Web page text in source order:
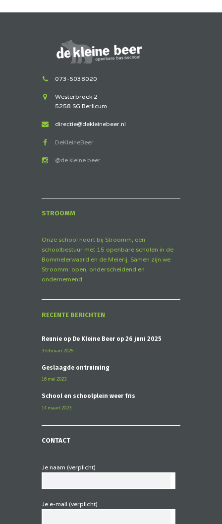
073-5038020
Westerbroek 2
5258 SG Berlicum
directie@dekleinebeer.nl
DeKleineBeer
@de.kleine.beer
STROOMM
Onze school hoort bij Stroomm, een
schoolbestuur met 15 openbare scholen in de
Bommelerwaard en de Meierij. Samen zijn we
Stroomm: open, onderscheidend en
ondernemend.
RECENTE BERICHTEN
Reünie op De Kleine Beer op 26 juni 2025
3 februari 2025
Geslaagde ontruiming
16 mei 2023
School en schoolplein weer fris
14 maart 2023
CONTACT
Je naam (verplicht)
Je e-mail (verplicht)